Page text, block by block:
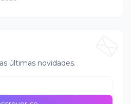
últimas novidades.